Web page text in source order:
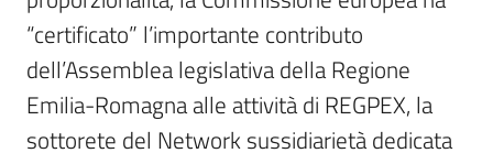
Attività
Argomenti
Per i media
“certificato” l’importante contributo
dell’Assemblea legislativa della Regione
Emilia-Romagna alle attività di REGPEX, la
sottorete del Network sussidiarietà dedicata